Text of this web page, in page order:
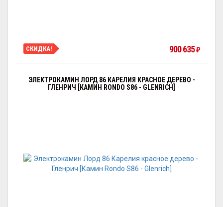
СКИДКА! 900 635 ₽
ЭЛЕКТРОКАМИН ЛОРД 86 КАРЕЛИЯ КРАСНОЕ ДЕРЕВО -
ГЛЕНРИЧ [КАМИН RONDO S86 - GLENRICH]